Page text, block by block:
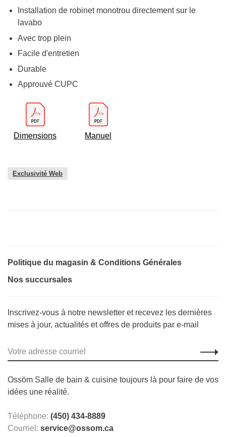
Installation de robinet monotrou directement sur le
lavabo
Avec trop plein
Facile d'entretien
Durable
Approuvé CUPC
Dimensions Manuel
Exclusivité Web
Politique du magasin & Conditions Générales
Nos succursales
Inscrivez-vous à notre newsletter et recevez les dernières
mises à jour, actualités et offres de produits par e-mail
Ossöm Salle de bain & cuisine toujours là pour faire de vos
idées une réalité.
Téléphone: (450) 434-8889
Courriel: service@ossom.ca